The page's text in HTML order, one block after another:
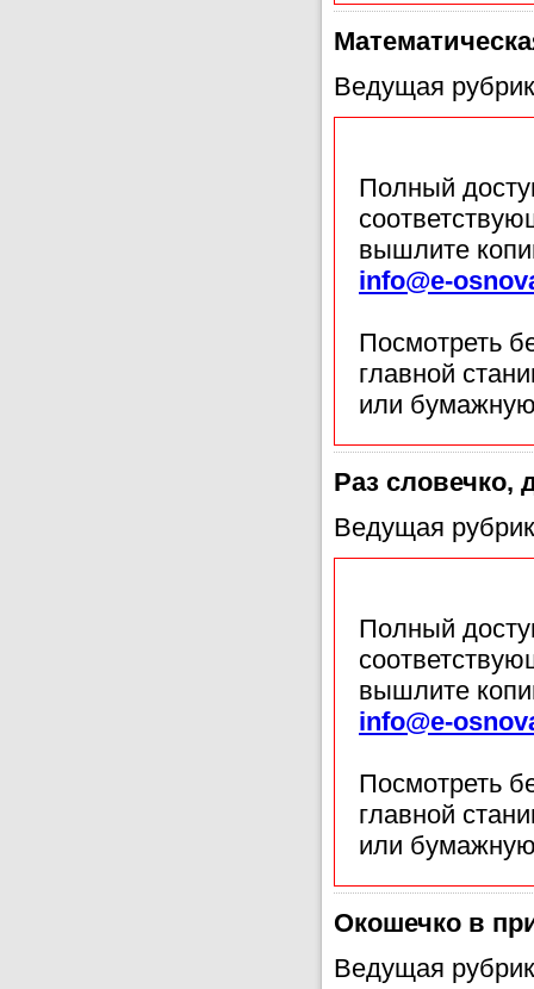
Ведущая
Полный
вышлите
info@e-
Посмотреть
главной
или
Раз словечко,
Ведущая
Полный
вышлите
info@e-
Посмотреть
главной
или
Окошечко в
Ведущая